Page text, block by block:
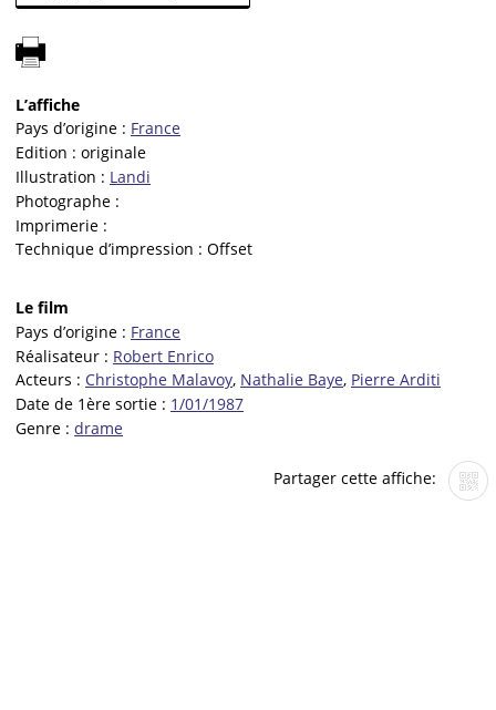
L’affiche
Pays d’origine : France
Edition : originale
Illustration : Landi
Photographe :
Imprimerie :
Technique d’impression : Offset
Le film
Pays d’origine : France
Réalisateur : Robert Enrico
Acteurs : Christophe Malavoy, Nathalie Baye, Pierre Arditi
Date de 1ère sortie : 1/01/1987
Genre : drame
Partager cette affiche: